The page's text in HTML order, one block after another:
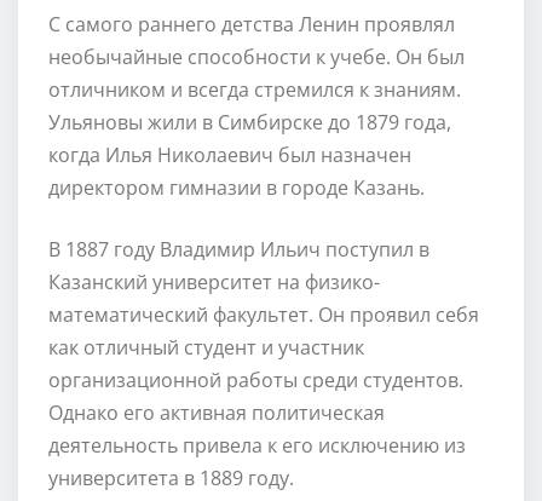
С самого раннего детства Ленин проявлял
необычайные способности к учебе. Он был
отличником и всегда стремился к знаниям.
Ульяновы жили в Симбирске до 1879 года,
когда Илья Николаевич был назначен
директором гимназии в городе Казань.
В 1887 году Владимир Ильич поступил в
Казанский университет на физико-
математический факультет. Он проявил себя
как отличный студент и участник
организационной работы среди студентов.
Однако его активная политическая
деятельность привела к его исключению из
университета в 1889 году.